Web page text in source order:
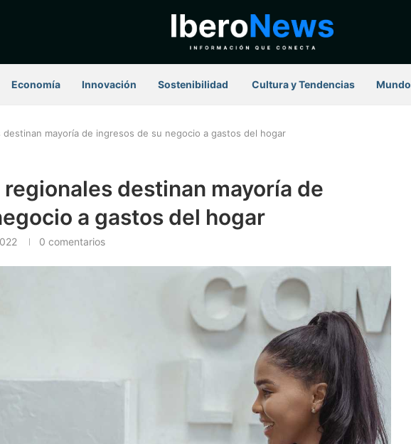
Economía Innovación Sostenibilidad ⁠ Cultura y Tendencias Mundo
destinan mayoría de ingresos de su negocio a gastos del hogar
destinan mayoría de
a gastos del hogar
0 comentarios